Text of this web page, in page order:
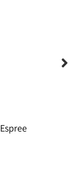
Espree – שמפו 355 מ"ל יערות ה...